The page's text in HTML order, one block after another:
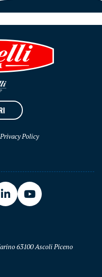
Privacy Policy
63100 Ascoli Piceno